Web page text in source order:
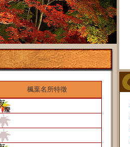
楓葉名所特徵